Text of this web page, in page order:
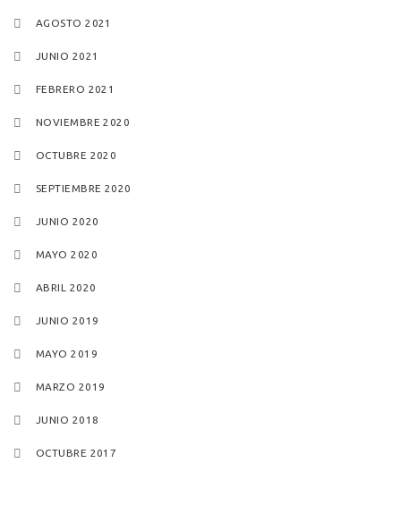
AGOSTO 2021
JUNIO 2021
FEBRERO 2021
NOVIEMBRE 2020
OCTUBRE 2020
SEPTIEMBRE 2020
JUNIO 2020
MAYO 2020
ABRIL 2020
JUNIO 2019
MAYO 2019
MARZO 2019
JUNIO 2018
OCTUBRE 2017